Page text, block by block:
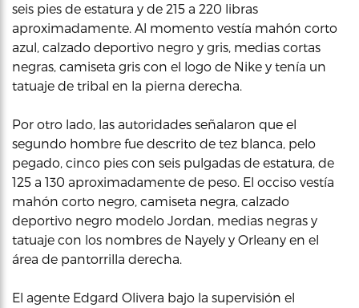
seis pies de estatura y de 215 a 220 libras
aproximadamente. Al momento vestía mahón corto
azul, calzado deportivo negro y gris, medias cortas
negras, camiseta gris con el logo de Nike y tenía un
tatuaje de tribal en la pierna derecha.
Por otro lado, las autoridades señalaron que el
segundo hombre fue descrito de tez blanca, pelo
pegado, cinco pies con seis pulgadas de estatura, de
125 a 130 aproximadamente de peso. El occiso vestía
mahón corto negro, camiseta negra, calzado
deportivo negro modelo Jordan, medias negras y
tatuaje con los nombres de Nayely y Orleany en el
área de pantorrilla derecha.
El agente Edgard Olivera bajo la supervisión el